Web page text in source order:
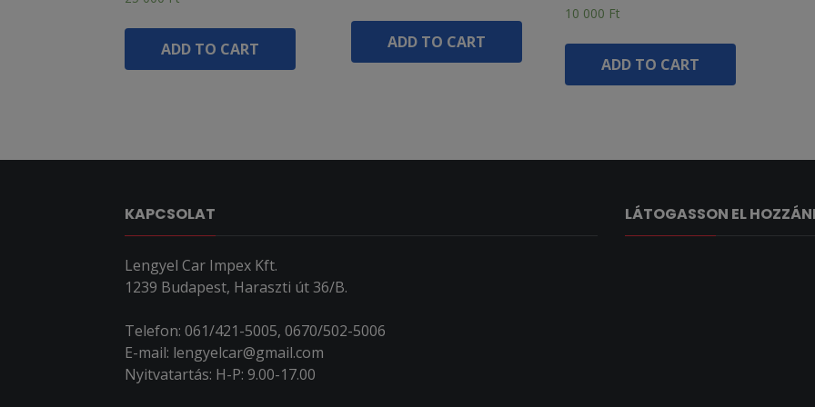
ADD TO CART ADD TO CART
10 000 Ft
ADD TO CART
KAPCSOLAT
Lengyel Car Impex Kft.
1239 Budapest, Haraszti út 36/B.
Telefon: 061/421-5005, 0670/502-5006
E-mail: lengyelcar@gmail.com
Nyitvatartás: H-P: 9.00-17.00
LÁTOGASSON EL